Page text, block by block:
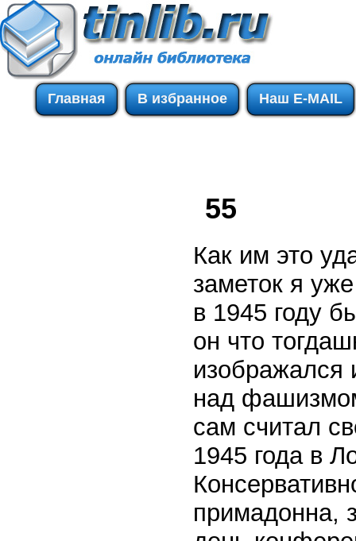
Главная В избранное Наш E-MAIL
55
Как им это
заметок я
в 1945 году
он что
изображался
над
сам считал
1945 года в
примадонна,